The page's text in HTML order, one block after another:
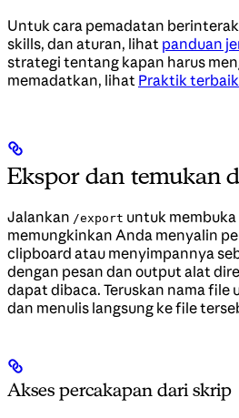
Untuk cara pemadatan
skills, dan aturan, lihat panduan
strategi tentang kapan harus
memadatkan, lihat Praktik terbaik
Ekspor dan temukan
Jalankan /export untuk
memungkinkan Anda menyalin
clipboard atau menyimpannya
dengan pesan dan output alat
dapat dibaca. Teruskan nama file
dan menulis langsung ke file
Akses percakapan dari skrip